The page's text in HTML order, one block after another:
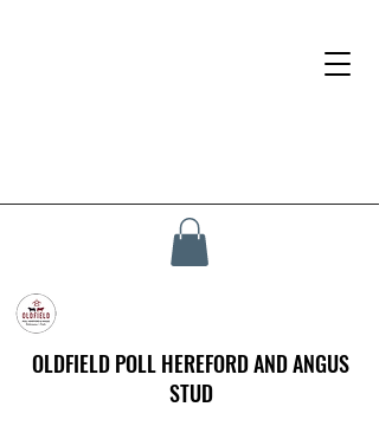
OLDFIELD POLL HEREFORD AND ANGUS
STUD